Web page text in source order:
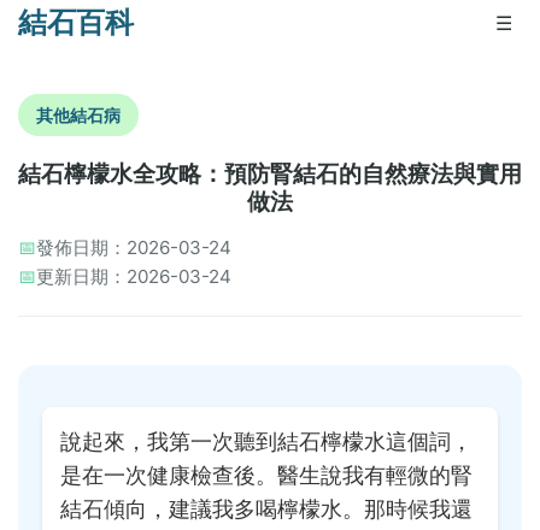
結石百科 ☰
其他結石病
結石檸檬水全攻略：預防腎結石的自然療法與實用
做法
📅發佈日期：2026-03-24
📅更新日期：2026-03-24
說起來，我第一次聽到結石檸檬水這個詞，
是在一次健康檢查後。醫生說我有輕微的腎
結石傾向，建議我多喝檸檬水。那時候我還